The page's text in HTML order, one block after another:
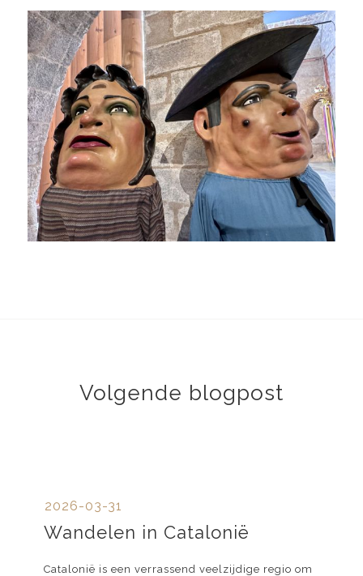
Volgende blogpost
2026-03-31
Wandelen in Catalonië
Catalonië is een verrassend veelzijdige regio om